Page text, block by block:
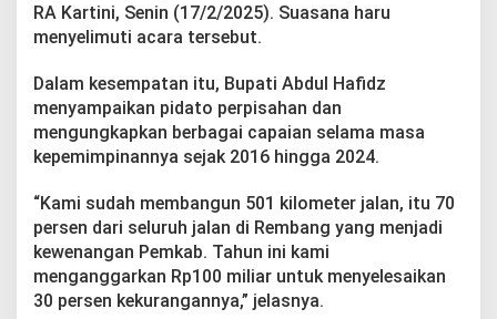
m
p
i
k
n
RA Kartini, Senin (17/2/2025). Suasana haru
menyelimuti acara tersebut.
Dalam kesempatan itu, Bupati Abdul Hafidz
menyampaikan pidato perpisahan dan
mengungkapkan berbagai capaian selama masa
kepemimpinannya sejak 2016 hingga 2024.
“Kami sudah membangun 501 kilometer jalan, itu 70
persen dari seluruh jalan di Rembang yang menjadi
kewenangan Pemkab. Tahun ini kami
menganggarkan Rp100 miliar untuk menyelesaikan
30 persen kekurangannya,” jelasnya.